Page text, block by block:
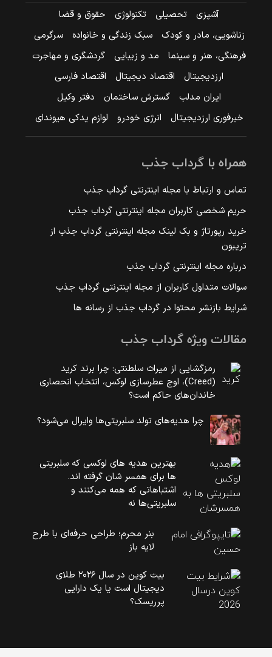
آشپزی تحصیلی تکنولوژی
حقوق و قضا
زناشویی، مادر و کودک
سبک زندگی و خانواده
سرگرمی
فرهنگی، هنر و سینما
مد و زیبایی
گردشگری و مهاجرت
ارزدیجیتال
اقتصاد دیجیتال
اقتصاد فارسی
ایران مدلب
گسترش ساختمان
دفتر وکیل
خبرفوری ارزدیجیتال
انرژی خودرو لوازم یدکی هیوندای
همراه با گرداب جذب
تماس و ارتباط با مجله اینترنتی گرداب جذب
حریم شخصی کاربران مجله اینترنتی گرداب جذب
خرید رپورتاژ و بک لینک مجله اینترنتی گرداب جذب از
تریبون
درباره مجله اینترنتی گرداب جذب
سوالات متداول کاربران از مجله اینترنتی گرداب جذب
شرایط بازنشر محتوا در گرداب جذب از رسانه ها
مقالات ویژه گرداب جذب
رمزگشایی از میراث سلطنتی: چرا برند کرید
(Creed)، اوج عطرسازی لوکس، انتخاب انحصاری
خاندان‌های حاکم است؟
چرا هدیه‌های تولد سلبریتی‌ها وایرال می‌شود؟
بهترین هدیه های لوکسی که سلبریتی
ها برای همسر شان گرفته اند.
اشتباهاتی که همه می‌کنند و
سلبریتی‌ها نه
بنر محرم؛ طراحی حرفه‌ای با طرح
لایه باز
بیت کوین در سال ۲۰۲۶ طلای
دیجیتال است یا یک دارایی
پرریسک؟